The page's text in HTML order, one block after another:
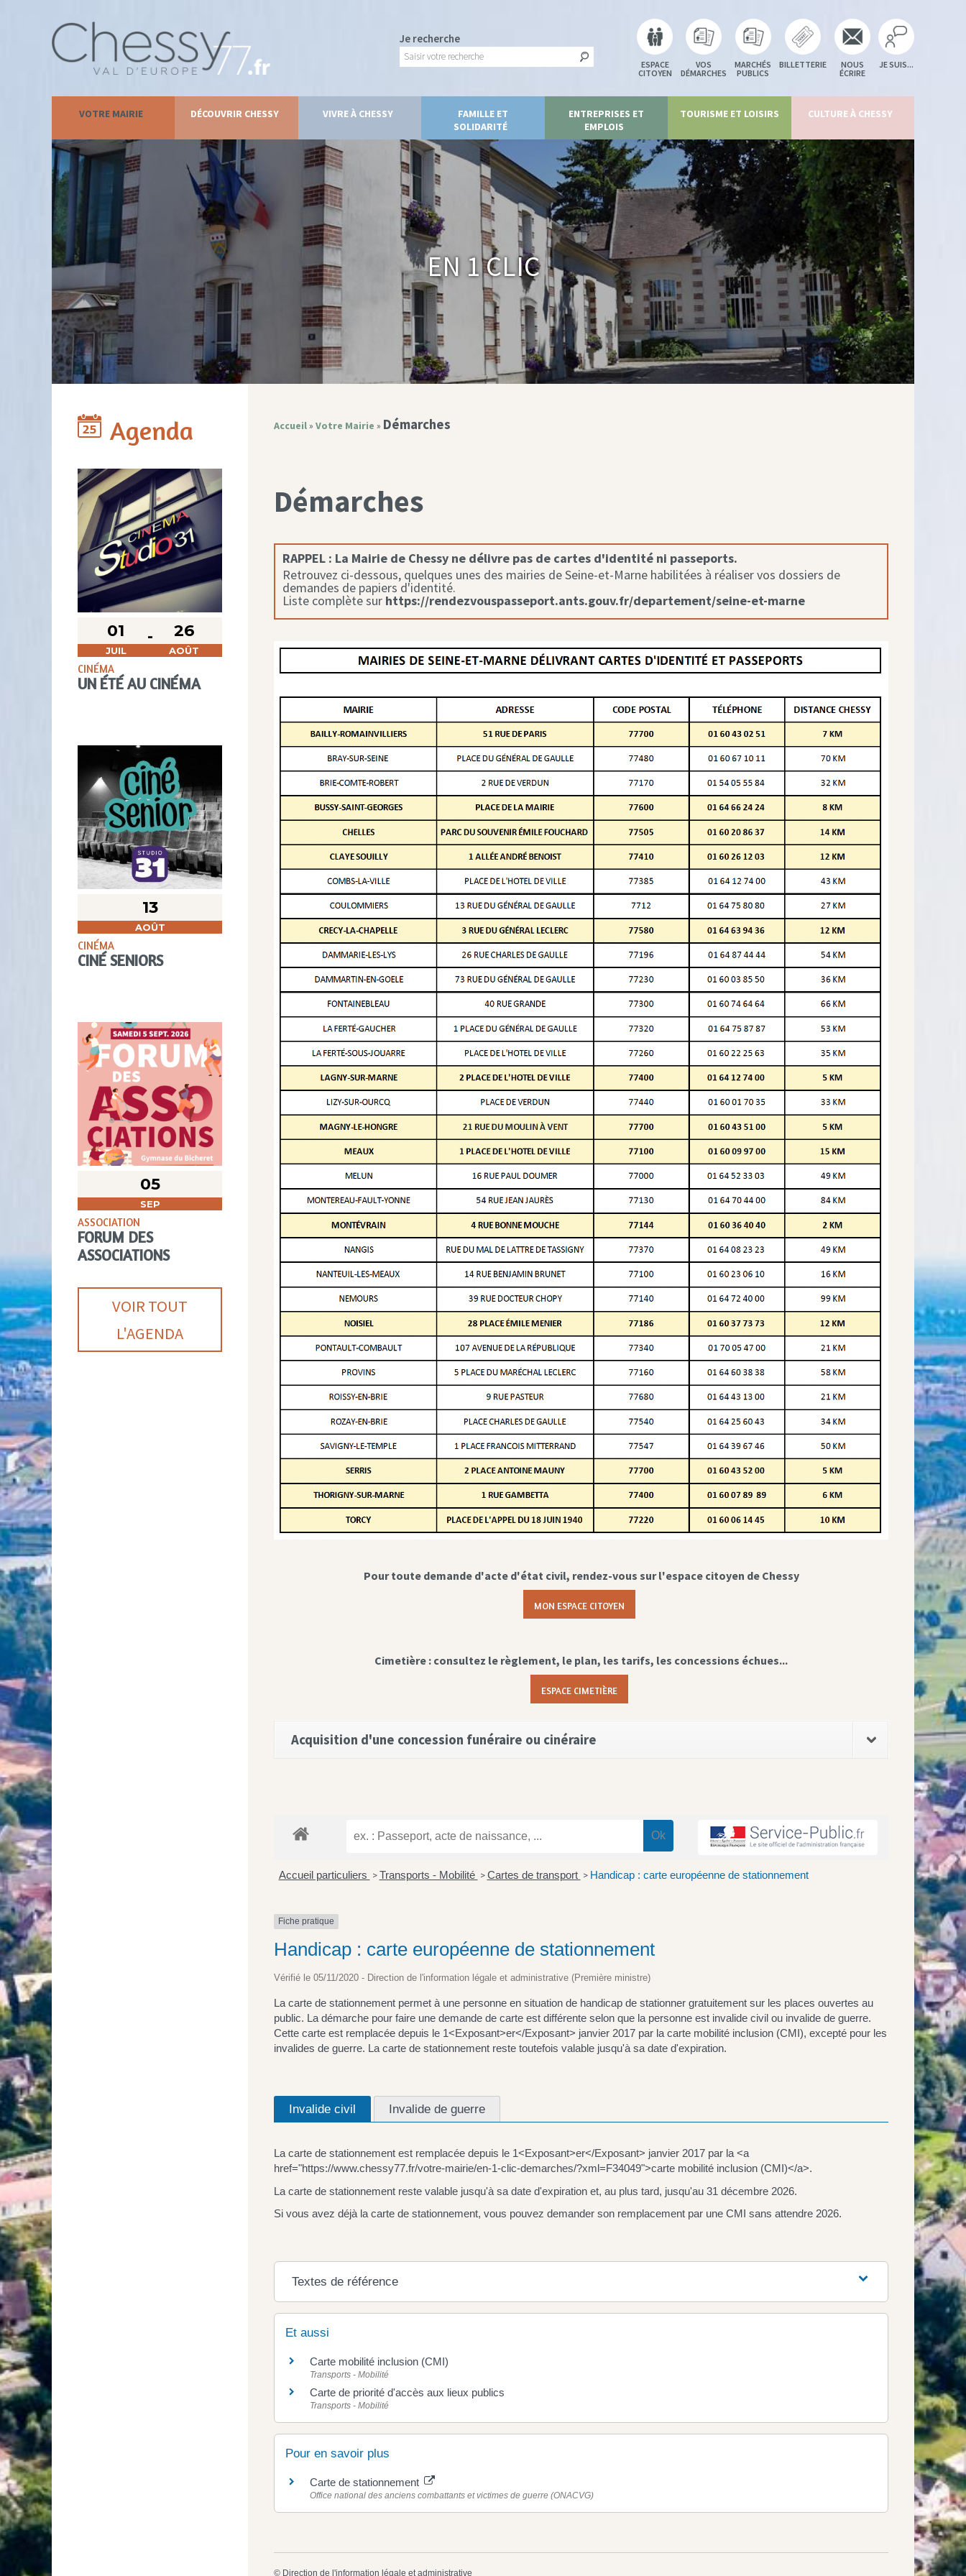
Je recherche
ESPACE
CITOYEN
VOS
DÉMARCHES
MARCHÉS
PUBLICS
BILLETTERIE
NOUS
ÉCRIRE
JE SUIS...
VOTRE MAIRIE DÉCOUVRIR CHESSY VIVRE À CHESSY
FAMILLE ET
SOLIDARITÉ
ENTREPRISES ET
EMPLOIS
TOURISME ET LOISIRS CULTURE À CHESSY
En 1 clic
Agenda
01
JUIL
26
AOÛT
CINÉMA
UN ÉTÉ AU CINÉMA
13
AOÛT
CINÉMA
CINÉ SENIORS
05
SEP
ASSOCIATION
FORUM DES
ASSOCIATIONS
VOIR TOUT
L'AGENDA
Accueil» Votre Mairie » Démarches
Démarches
RAPPEL : La Mairie de Chessy ne délivre pas de cartes d'identité ni passeports.
Retrouvez ci-dessous, quelques unes des mairies de Seine-et-Marne habilitées à réaliser vos dossiers de
demandes de papiers d'identité.
Liste complète sur https://rendezvouspasseport.ants.gouv.fr/departement/seine-et-marne
Pour toute demande d'acte d'état civil, rendez-vous sur l'espace citoyen de Chessy
MON ESPACE CITOYEN
Cimetière : consultez le règlement, le plan, les tarifs, les concessions échues...
ESPACE CIMETIÈRE
Acquisition d'une concession funéraire ou cinéraire
Accueil particuliers > Transports - Mobilité > Cartes de transport > Handicap : carte européenne de stationnement
Fiche pratique
Handicap : carte européenne de stationnement
Vérifié le 05/11/2020 - Direction de l'information légale et administrative (Première ministre)
La carte de stationnement permet à une personne en situation de handicap de stationner gratuitement sur les places ouvertes au
public. La démarche pour faire une demande de carte est différente selon que la personne est invalide civil ou invalide de guerre.
Cette carte est remplacée depuis le 1<Exposant>er</Exposant> janvier 2017 par la carte mobilité inclusion (CMI), excepté pour les
invalides de guerre. La carte de stationnement reste toutefois valable jusqu'à sa date d'expiration.
Invalide civil Invalide de guerre
La carte de stationnement est remplacée depuis le 1<Exposant>er</Exposant> janvier 2017 par la <a
href="https://www.chessy77.fr/votre-mairie/en-1-clic-demarches/?xml=F34049">carte mobilité inclusion (CMI)</a>.
La carte de stationnement reste valable jusqu'à sa date d'expiration et, au plus tard, jusqu'au 31 décembre 2026.
Si vous avez déjà la carte de stationnement, vous pouvez demander son remplacement par une CMI sans attendre 2026.
Textes de référence
Et aussi
Carte mobilité inclusion (CMI)
Transports - Mobilité
Carte de priorité d'accès aux lieux publics
Transports - Mobilité
Pour en savoir plus
Carte de stationnement
Office national des anciens combattants et victimes de guerre (ONACVG)
© Direction de l'information légale et administrative